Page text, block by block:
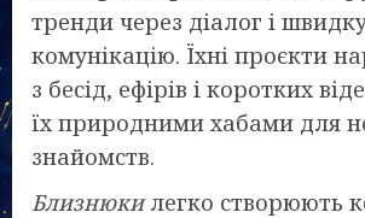
тренди через діалог і
комунікацію. Їхні проєкти
з бесід, ефірів і коротких
їх природними хабами для
знайомств.
Близнюкилегко створюють